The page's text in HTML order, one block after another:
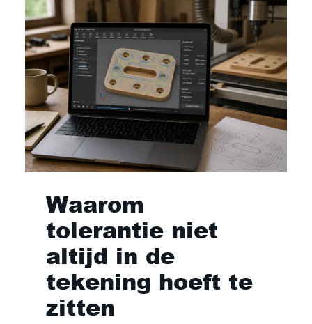
Waarom
tolerantie niet
altijd in de
tekening hoeft te
zitten